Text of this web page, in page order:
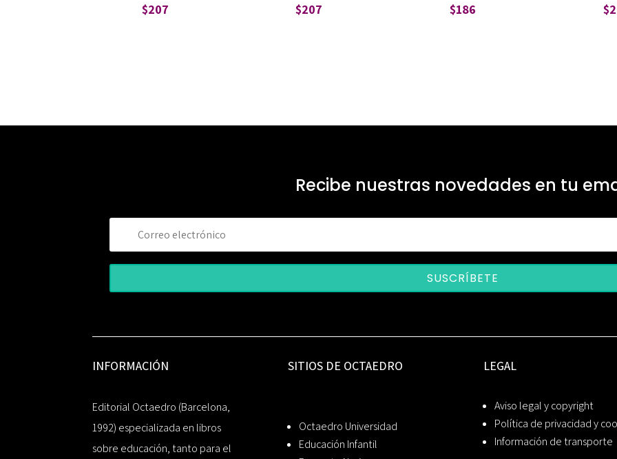
$207 $207 $186 $
Recibe nuestras novedades en tu
SUSCRÍBETE
INFORMACIÓN
Editorial Octaedro (Barcelona,
1992) especializada en libros
sobre educación, tanto para el
SITIOS DE OCTAEDRO
Octaedro Universidad
Educación Infantil
LEGAL
Aviso legal y copyright
Política de privacidad y
Información de transporte